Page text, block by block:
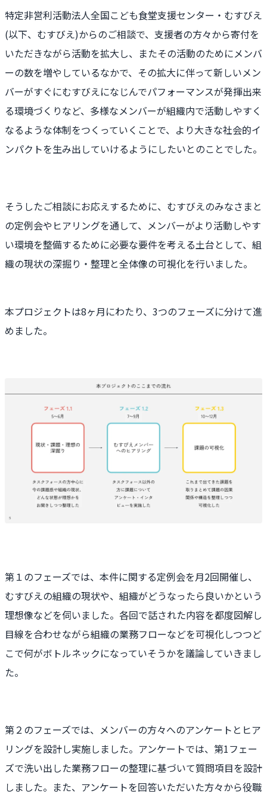
特定非営利活動法人全国こども食堂支援センター・むすびえ
(以下、むすびえ)からのご相談で、支援者の方々から寄付を
いただきながら活動を拡大し、またその活動のためにメンバ
ーの数を増やしているなかで、その拡大に伴って新しいメン
バーがすぐにむすびえになじんでパフォーマンスが発揮出来
る環境づくりなど、多様なメンバーが組織内で活動しやすく
なるような体制をつくっていくことで、より大きな社会的イ
ンパクトを生み出していけるようにしたいとのことでした。
そうしたご相談にお応えするために、むすびえのみなさまと
の定例会やヒアリングを通して、メンバーがより活動しやす
い環境を整備するために必要な要件を考える土台として、組
織の現状の深掘り・整理と全体像の可視化を行いました。
本プロジェクトは8ヶ月にわたり、3つのフェーズに分けて進
めました。
第１のフェーズでは、本件に関する定例会を月2回開催し、
むすびえの組織の現状や、組織がどうなったら良いかという
理想像などを伺いました。各回で話された内容を都度図解し
目線を合わせながら組織の業務フローなどを可視化しつつど
こで何がボトルネックになっていそうかを議論していきまし
た。
第２のフェーズでは、メンバーの方々へのアンケートとヒア
リングを設計し実施しました。アンケートでは、第1フェー
ズで洗い出した業務フローの整理に基づいて質問項目を設計
しました。また、アンケートを回答いただいた方々から役職